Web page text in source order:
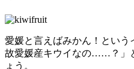
愛媛と言えばみかん！とい
故愛媛産キウイなの……？」
ょう。